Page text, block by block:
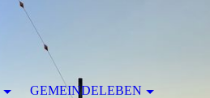
GEMEINDELEBEN